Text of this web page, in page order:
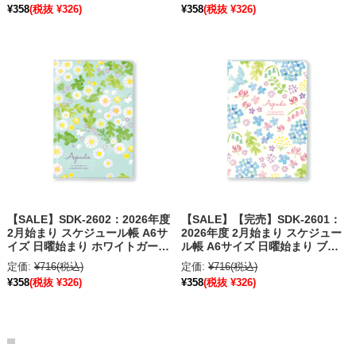
¥358(税抜 ¥326)
¥358(税抜 ¥326)
【SALE】SDK-2602：2026年度
2月始まり スケジュール帳 A6サ
イズ 日曜始まり ホワイトガーデ
ン〔OZ_S〕
定価: ¥716(税込)
¥358(税抜 ¥326)
【SALE】【完売】SDK-2601：
2026年度 2月始まり スケジュー
ル帳 A6サイズ 日曜始まり ブル
ーバード〔OZ_S〕
定価: ¥716(税込)
¥358(税抜 ¥326)